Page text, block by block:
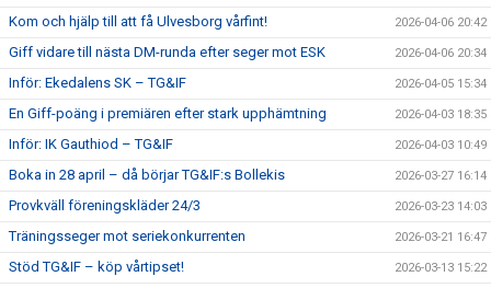
Kom och hjälp till att få Ulvesborg vårfint! 2026-04-06 20:42
Giff vidare till nästa DM-runda efter seger mot ESK 2026-04-06 20:34
Inför: Ekedalens SK – TG&IF 2026-04-05 15:34
En Giff-poäng i premiären efter stark upphämtning 2026-04-03 18:35
Inför: IK Gauthiod – TG&IF 2026-04-03 10:49
Boka in 28 april – då börjar TG&IF:s Bollekis 2026-03-27 16:14
Provkväll föreningskläder 24/3 2026-03-23 14:03
Träningsseger mot seriekonkurrenten 2026-03-21 16:47
Stöd TG&IF – köp vårtipset! 2026-03-13 15:22